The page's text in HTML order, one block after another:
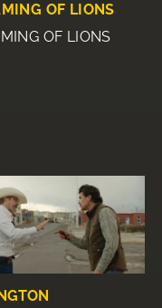
OF LIONS
OF LIONS